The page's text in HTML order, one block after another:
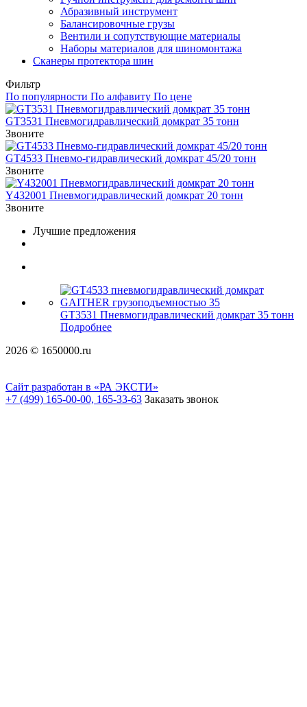
Абразивный инструмент
Балансировочные грузы
Вентили и сопутствующие материалы
Наборы материалов для шиномонтажа
Сканеры протектора шин
Фильтр
По популярности По алфавиту По цене
GT3531 Пневмогидравлический домкрат 35 тонн
Звоните
GT4533 Пневмо-гидравлический домкрат 45/20 тонн
Звоните
Y432001 Пневмогидравлический домкрат 20 тонн
Звоните
Лучшие предложения
GT3531 Пневмогидравлический домкрат 35 тонн
Подробнее
2026 © 1650000.ru
Сайт разработан в «РА ЭКСТИ»
+7 (499) 165-00-00, 165-33-63 Заказать звонок